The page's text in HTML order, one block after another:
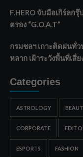
F.HERO จับมือเกิร์ลก
ตรอง “G.O.A.T”
กรมชลฯ เกาะติดฝนทั่ว
หลาก เฝ้าระวังพื้นที่เสี่ย
Categories
ASTROLOGY
CORPORATE
ESPORTS FASHION